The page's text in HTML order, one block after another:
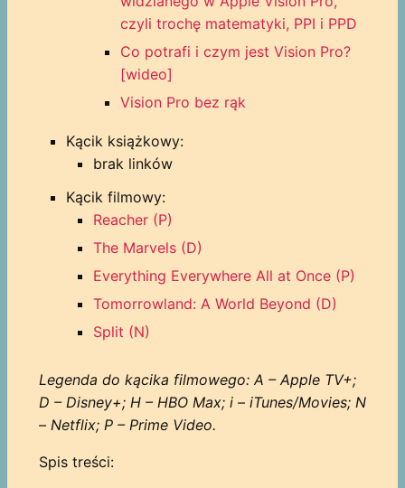
czyli trochę matematyki, PPI i PPD
Co potrafi i czym jest Vision Pro?
[wideo]
Vision Pro bez rąk
Kącik książkowy:
brak linków
Kącik filmowy:
Reacher (P)
The Marvels (D)
Everything Everywhere All at Once (P)
Tomorrowland: A World Beyond (D)
Split (N)
Legenda do kącika filmowego: A – Apple TV+;
D – Disney+; H – HBO Max; i – iTunes/Movies; N
– Netflix; P – Prime Video.
Spis treści: